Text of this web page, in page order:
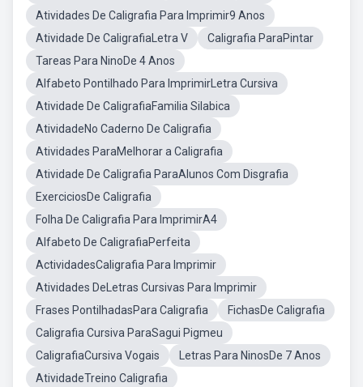
Atividades De Caligrafia Para Imprimir9 Anos
Atividade De CaligrafiaLetra V
Caligrafia ParaPintar
Tareas Para NinoDe 4 Anos
Alfabeto Pontilhado Para ImprimirLetra Cursiva
Atividade De CaligrafiaFamilia Silabica
AtividadeNo Caderno De Caligrafia
Atividades ParaMelhorar a Caligrafia
Atividade De Caligrafia ParaAlunos Com Disgrafia
ExerciciosDe Caligrafia
Folha De Caligrafia Para ImprimirA4
Alfabeto De CaligrafiaPerfeita
ActividadesCaligrafia Para Imprimir
Atividades DeLetras Cursivas Para Imprimir
Frases PontilhadasPara Caligrafia
FichasDe Caligrafia
Caligrafia Cursiva ParaSagui Pigmeu
CaligrafiaCursiva Vogais
Letras Para NinosDe 7 Anos
AtividadeTreino Caligrafia